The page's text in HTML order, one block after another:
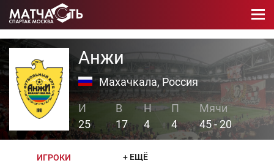
Анжи
Махачкала, Россия
25 17 4 4 45 - 20
ИГРОКИ + ЕЩЁ